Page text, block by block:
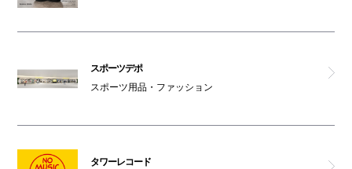
スポーツデポ
スポーツ用品・ファッション
タワーレコード